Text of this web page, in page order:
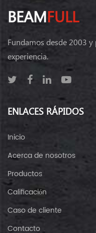
BEAMFULL
Fundamos desde 2003
experiencia.
ENLACES RÁPIDOS
Inicio
Acerca de nosotros
Productos
Calificación
Caso de cliente
Contacto